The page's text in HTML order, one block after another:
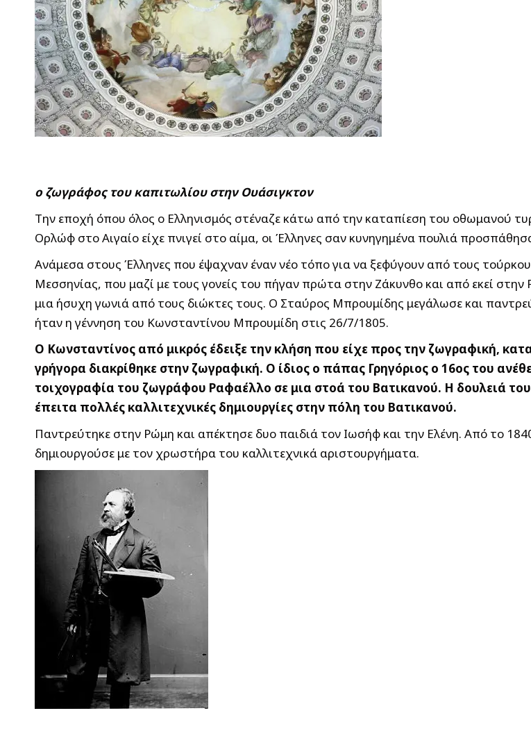
ο ζωγράφος του καπιτωλίου στην Ουάσιγκτον
Την εποχή όπου όλος ο Ελληνισμός στέναζε κάτω από την καταπίεση του οθωμανού
Ορλώφ στο Αιγαίο είχε πνιγεί στο αίμα, οι Έλληνες σαν κυνηγημένα πουλιά
Ανάμεσα στους Έλληνες που έψαχναν έναν νέο τόπο για να ξεφύγουν από τους
Μεσσηνίας, που μαζί με τους γονείς του πήγαν πρώτα στην Ζάκυνθο και από εκεί
μια ήσυχη γωνιά από τους διώκτες τους. Ο Σταύρος Μπρουμίδης μεγάλωσε και
ήταν η γέννηση του Κωνσταντίνου Μπρουμίδη στις 26/7/1805.
Ο Κωνσταντίνος από μικρός έδειξε την κλήση που είχε προς την ζωγραφική,
γρήγορα διακρίθηκε στην ζωγραφική. Ο ίδιος ο πάπας Γρηγόριος ο 16ος του
τοιχογραφία του ζωγράφου Ραφαέλλο σε μια στοά του Βατικανού. Η δουλειά
έπειτα πολλές καλλιτεχνικές δημιουργίες στην πόλη του Βατικανού.
Παντρεύτηκε στην Ρώμη και απέκτησε δυο παιδιά τον Ιωσήφ και την Ελένη. Από το
δημιουργούσε με τον χρωστήρα του καλλιτεχνικά αριστουργήματα.